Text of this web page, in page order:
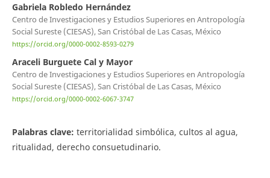
Gabriela Robledo Hernández
Centro de Investigaciones y Estudios Superiores en Antropología
Social Sureste (CIESAS), San Cristóbal de Las Casas, México
https://orcid.org/0000-0002-8593-0279
Araceli Burguete Cal y Mayor
Centro de Investigaciones y Estudios Superiores en Antropología
Social Sureste (CIESAS), San Cristóbal de Las Casas, México
https://orcid.org/0000-0002-6067-3747
Palabras clave: territorialidad simbólica, cultos al agua,
ritualidad, derecho consuetudinario.